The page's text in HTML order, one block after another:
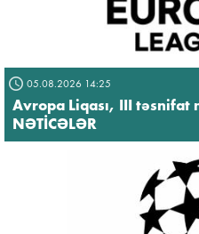
05.08.2026 14:25
Avropa Liqası, III
NƏTİCƏLƏR